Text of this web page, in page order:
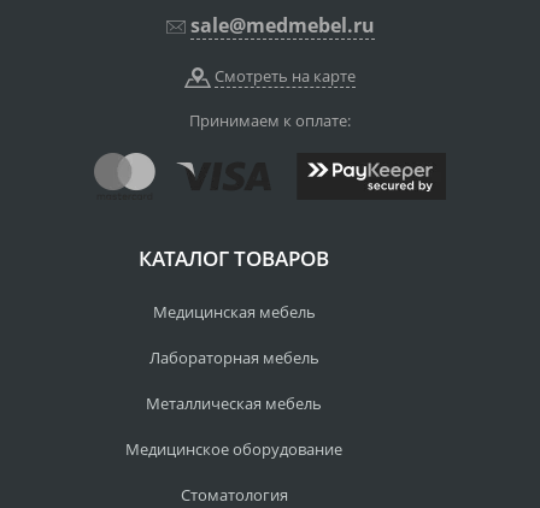
sale@medmebel.ru
Смотреть на карте
Принимаем к оплате:
КАТАЛОГ ТОВАРОВ
Медицинская мебель
Лабораторная мебель
Металлическая мебель
Медицинское оборудование
Стоматология